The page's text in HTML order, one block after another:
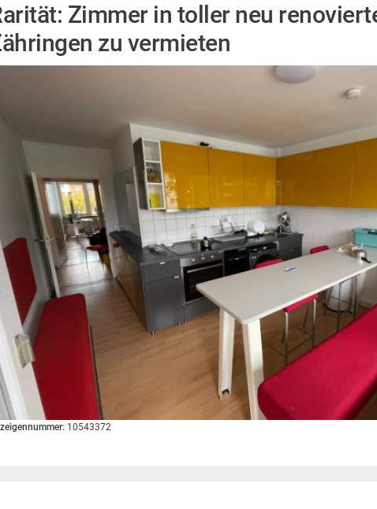
Zimmer in toller neu
zu vermieten
10543372